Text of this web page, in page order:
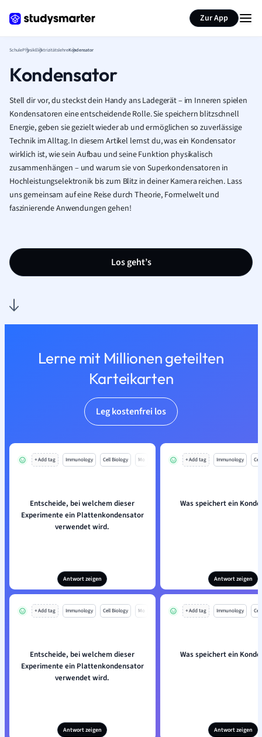
Zur App
SchulePhysikElektrizitätslehreKondensator
Kondensator
Stell dir vor, du steckst dein Handy ans Ladegerät – im Inneren spielen
Kondensatoren eine entscheidende Rolle. Sie speichern blitzschnell
Energie, geben sie gezielt wieder ab und ermöglichen so zuverlässige
Technik im Alltag. In diesem Artikel lernst du, was ein Kondensator
wirklich ist, wie sein Aufbau und seine Funktion physikalisch
zusammenhängen – und warum sie von Superkondensatoren in
Hochleistungselektronik bis zum Blitz in deiner Kamera reichen. Lass
uns gemeinsam auf eine Reise durch Theorie, Formelwelt und
faszinierende Anwendungen gehen!
Los geht’s
Lerne mit Millionen geteilten
Karteikarten
Leg kostenfrei los
+ Add tag Immunology Cell Biology Mo
Entscheide, bei welchem dieser
Experimente ein Plattenkondensator
verwendet wird.
Antwort zeigen
+ Add tag Immunology
Was speichert ein
Antwort zeigen
+ Add tag Immunology Cell Biology Mo
Entscheide, bei welchem dieser
Experimente ein Plattenkondensator
verwendet wird.
Antwort zeigen
+ Add tag Immunology
Was speichert ein
Antwort zeigen
Seite zusammenfassen